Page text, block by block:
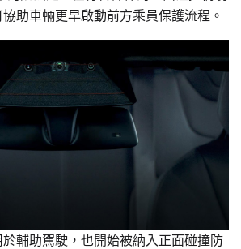
助車輛更早啟動前方乘員保護流程。
輔助駕駛，也開始被納入正面碰撞防